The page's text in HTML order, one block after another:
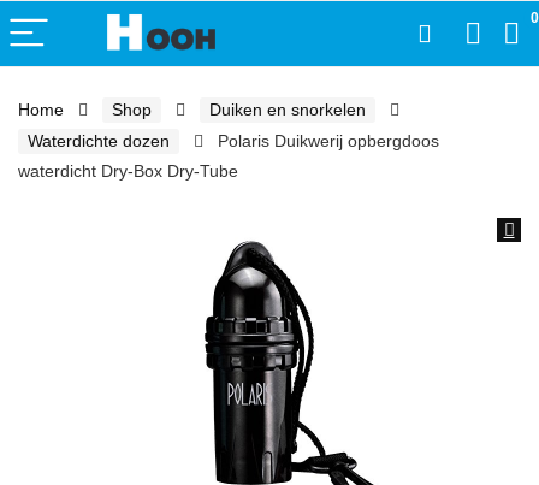
0
Home Shop
Duiken en snorkelen
Waterdichte dozen
Polaris Duikwerij opbergdoos
waterdicht Dry-Box Dry-Tube